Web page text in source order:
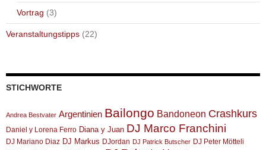
Vortrag (3)
Veranstaltungstipps (22)
STICHWORTE
Andrea Bestvater Argentinien Bailongo Bandoneon Crashkurs
Daniel y Lorena Ferro Diana y Juan DJ Marco Franchini
DJ Mariano Diaz DJ Markus DJordan DJ Patrick Butscher DJ Peter Mötteli